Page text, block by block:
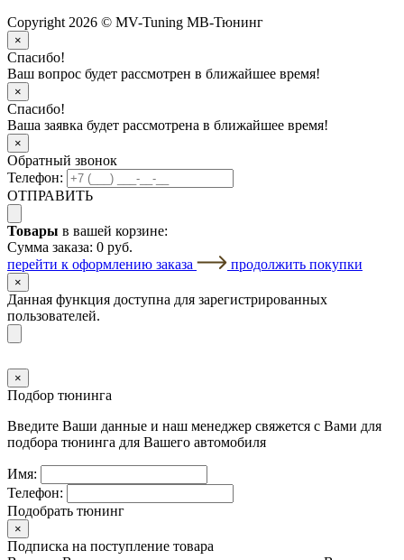
Copyright 2026 © MV-Tuning МВ-Тюнинг
×
Спасибо!
Ваш вопрос будет рассмотрен в ближайшее время!
×
Спасибо!
Ваша заявка будет рассмотрена в ближайшее время!
×
Обратный звонок
Телефон:
ОТПРАВИТЬ
Товары в вашей корзине:
Сумма заказа: 0 руб.
перейти к оформлению заказа
продолжить покупки
×
Данная функция доступна для зарегистрированных
пользователей.
×
Подбор тюнинга
Введите Ваши данные и наш менеджер свяжется с Вами для
подбора тюнинга для Вашего автомобиля
Имя:
Телефон:
Подобрать тюнинг
×
Подписка на поступление товара